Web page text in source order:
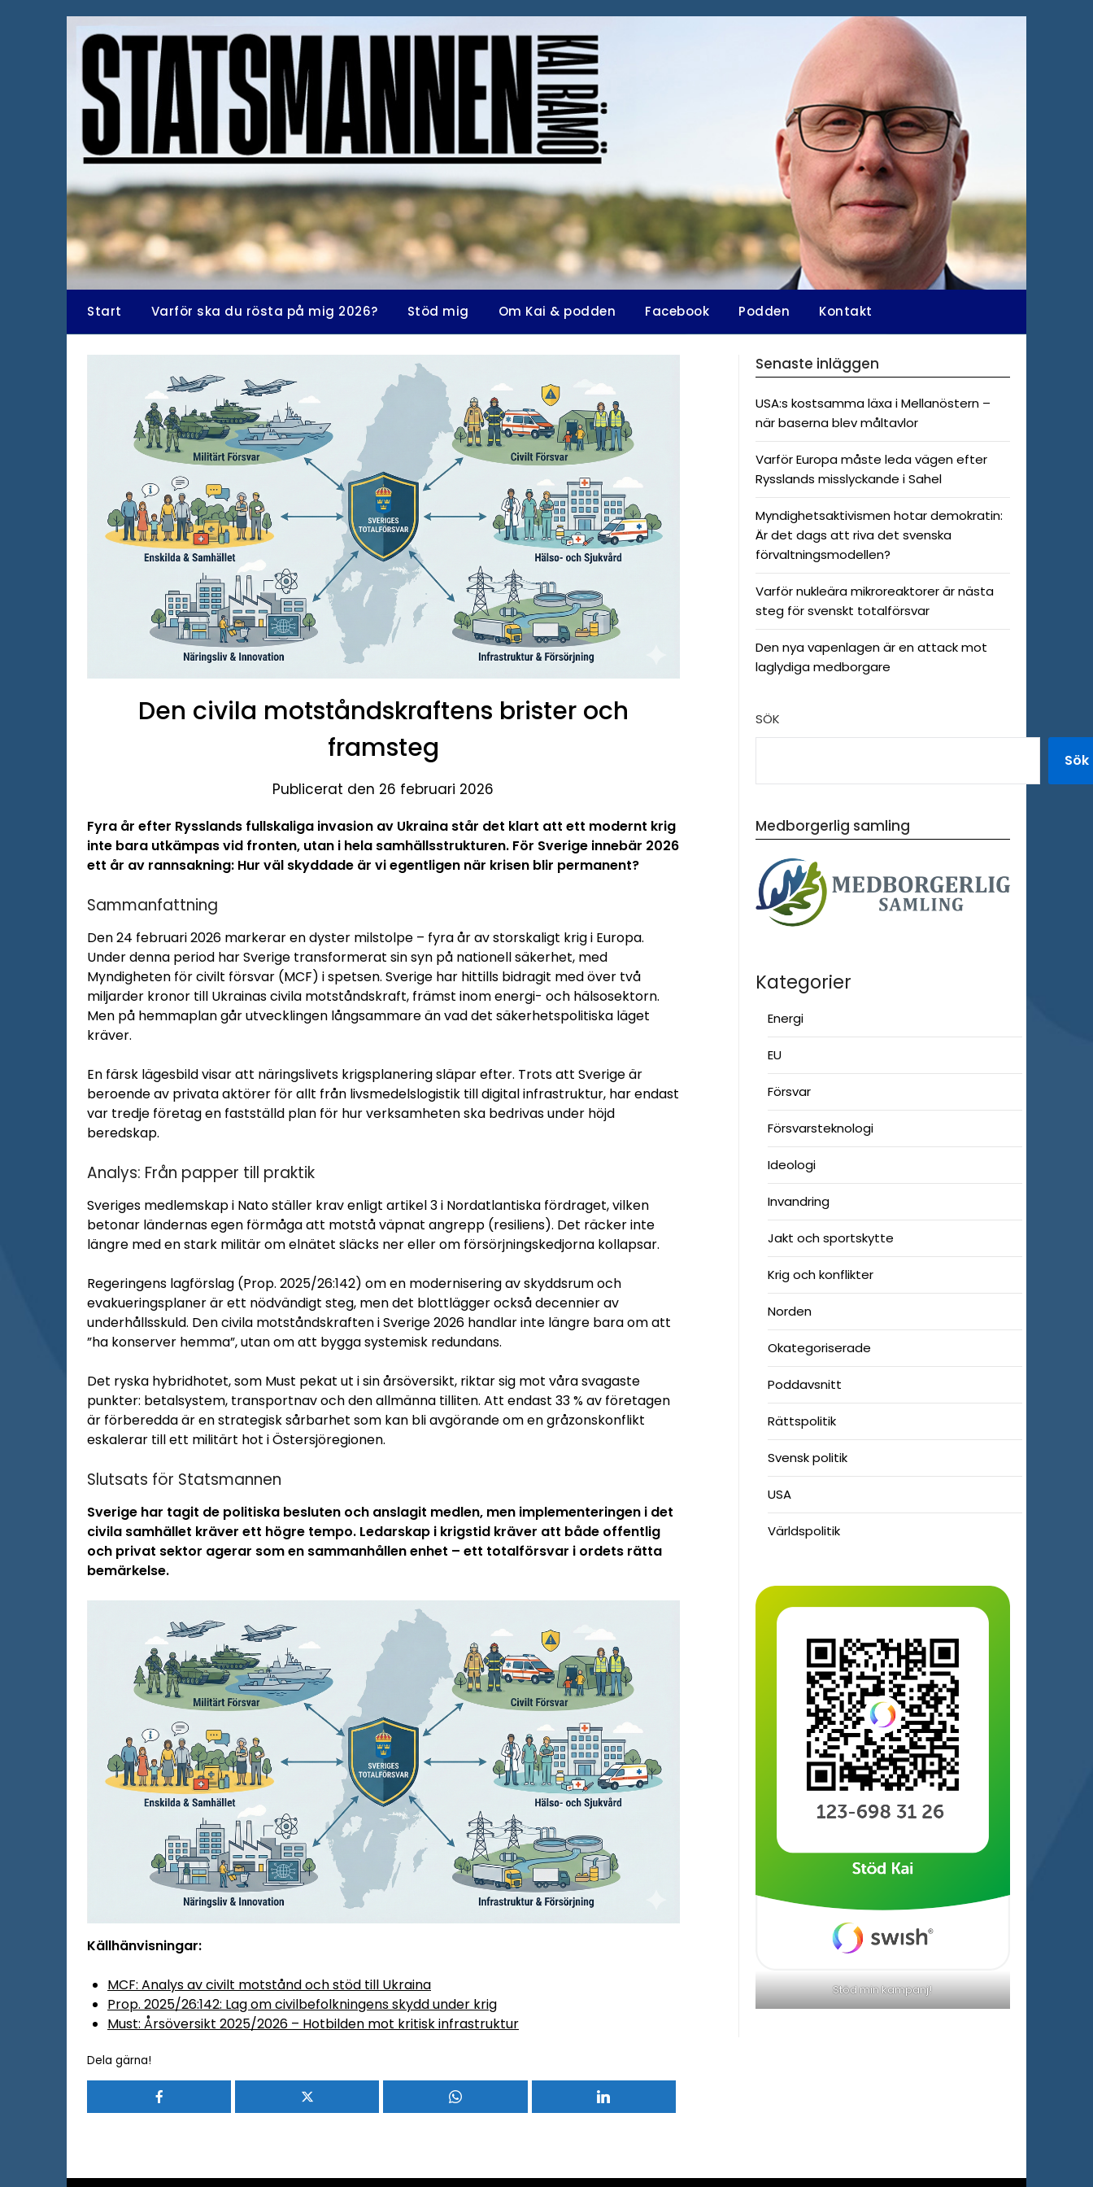
Start Varför ska du rösta på mig 2026? Stöd mig Om Kai & podden Facebook Podden Kontakt
Den civila motståndskraftens brister och
framsteg
Publicerat den 26 februari 2026
Fyra år efter Rysslands fullskaliga invasion av Ukraina står det klart att ett modernt krig
inte bara utkämpas vid fronten, utan i hela samhällsstrukturen. För Sverige innebär 2026
ett år av rannsakning: Hur väl skyddade är vi egentligen när krisen blir permanent?
Sammanfattning
Den 24 februari 2026 markerar en dyster milstolpe – fyra år av storskaligt krig i Europa.
Under denna period har Sverige transformerat sin syn på nationell säkerhet, med
Myndigheten för civilt försvar (MCF) i spetsen. Sverige har hittills bidragit med över två
miljarder kronor till Ukrainas civila motståndskraft, främst inom energi- och hälsosektorn.
Men på hemmaplan går utvecklingen långsammare än vad det säkerhetspolitiska läget
kräver.
En färsk lägesbild visar att näringslivets krigsplanering släpar efter. Trots att Sverige är
beroende av privata aktörer för allt från livsmedelslogistik till digital infrastruktur, har endast
var tredje företag en fastställd plan för hur verksamheten ska bedrivas under höjd
beredskap.
Analys: Från papper till praktik
Sveriges medlemskap i Nato ställer krav enligt artikel 3 i Nordatlantiska fördraget, vilken
betonar ländernas egen förmåga att motstå väpnat angrepp (resiliens). Det räcker inte
längre med en stark militär om elnätet släcks ner eller om försörjningskedjorna kollapsar.
Regeringens lagförslag (Prop. 2025/26:142) om en modernisering av skyddsrum och
evakueringsplaner är ett nödvändigt steg, men det blottlägger också decennier av
underhållsskuld. Den civila motståndskraften i Sverige 2026 handlar inte längre bara om att
”ha konserver hemma”, utan om att bygga systemisk redundans.
Det ryska hybridhotet, som Must pekat ut i sin årsöversikt, riktar sig mot våra svagaste
punkter: betalsystem, transportnav och den allmänna tilliten. Att endast 33 % av företagen
är förberedda är en strategisk sårbarhet som kan bli avgörande om en gråzonskonflikt
eskalerar till ett militärt hot i Östersjöregionen.
Slutsats för Statsmannen
Sverige har tagit de politiska besluten och anslagit medlen, men implementeringen i det
civila samhället kräver ett högre tempo. Ledarskap i krigstid kräver att både offentlig
och privat sektor agerar som en sammanhållen enhet – ett totalförsvar i ordets rätta
bemärkelse.
Källhänvisningar:
MCF: Analys av civilt motstånd och stöd till Ukraina
Prop. 2025/26:142: Lag om civilbefolkningens skydd under krig
Must: Årsöversikt 2025/2026 – Hotbilden mot kritisk infrastruktur
Dela gärna!
Senaste inläggen
USA:s kostsamma läxa i Mellanöstern –
när baserna blev måltavlor
Varför Europa måste leda vägen efter
Rysslands misslyckande i Sahel
Myndighetsaktivismen hotar demokratin:
Är det dags att riva det svenska
förvaltningsmodellen?
Varför nukleära mikroreaktorer är nästa
steg för svenskt totalförsvar
Den nya vapenlagen är en attack mot
laglydiga medborgare
SÖK
Sök
Medborgerlig samling
Kategorier
Energi
EU
Försvar
Försvarsteknologi
Ideologi
Invandring
Jakt och sportskytte
Krig och konflikter
Norden
Okategoriserade
Poddavsnitt
Rättspolitik
Svensk politik
USA
Världspolitik
Stöd min kampanj!